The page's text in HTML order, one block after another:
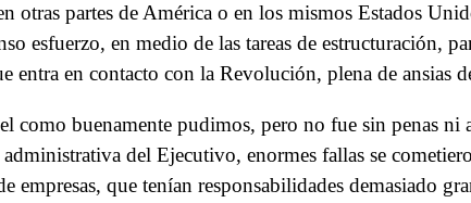
otras partes de América o en los mismos Estados
esfuerzo, en medio de las tareas de estructuración,
entra en contacto con la Revolución, plena de ansias
como buenamente pudimos, pero no fue sin penas ni
del Ejecutivo, enormes fallas se
empresas, que tenían responsabilidades demasiado